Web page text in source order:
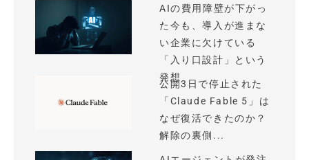
AIの費用障壁が下がっ
た今も、導入が進まな
い企業に欠けている
「入り口設計」という
発想
公開3日で停止された
「Claude Fable 5」は
なぜ復活できたのか？
解除の裏側...